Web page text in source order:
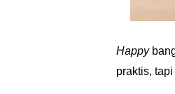
Happy
praktis,